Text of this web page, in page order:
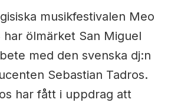
musikfestivalen Meo
har ölmärket San Miguel
med den svenska dj:n
Sebastian Tadros.
har fått i uppdrag att